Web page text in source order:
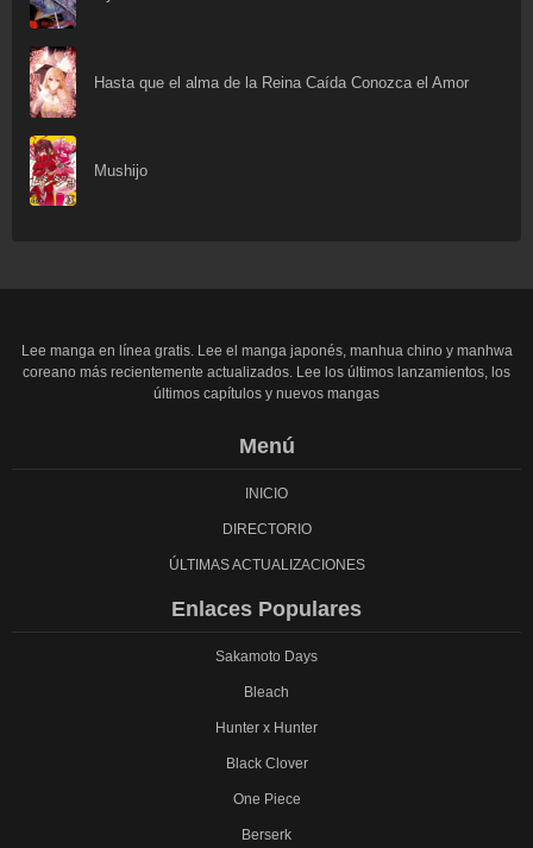
Hasta que el alma de la Reina Caída Conozca el Amor
Mushijo
Lee manga en línea gratis. Lee el manga japonés, manhua chino y manhwa
coreano más recientemente actualizados. Lee los últimos lanzamientos, los
últimos capítulos y nuevos mangas
Menú
INICIO
DIRECTORIO
ÚLTIMAS ACTUALIZACIONES
Enlaces Populares
Sakamoto Days
Bleach
Hunter x Hunter
Black Clover
One Piece
Berserk